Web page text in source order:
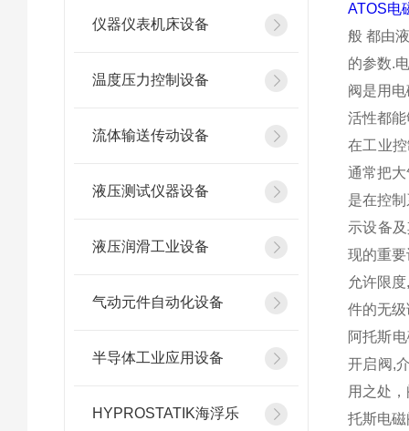
仪器仪表机床设备
温度压力控制设备
流体输送传动设备
液压测试仪器设备
液压润滑工业设备
气动元件自动化设备
半导体工业应用设备
HYPROSTATIK海浮乐
ATOS电
般 都由
的参数.
阀是用
活性都
在工业
通常把
是在控
示设备
现的重
允许限
件的无级
阿托斯
开启阀,
用之处
托斯电磁